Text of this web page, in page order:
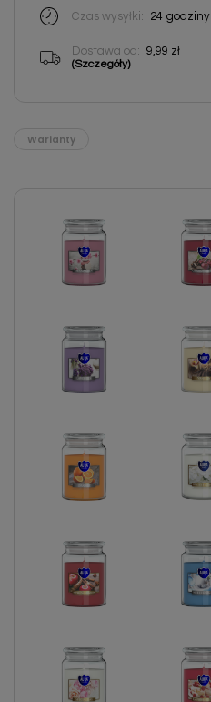
Czas wysyłki:
24 godziny
Dostawa od: 9,99 zł
(Szczegóły)
Warianty